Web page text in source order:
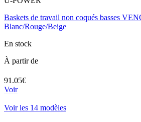
Baskets de travail non coqués basses
Blanc/Rouge/Beige
En stock
À partir de
91.05€
Voir
Voir les 14 modèles